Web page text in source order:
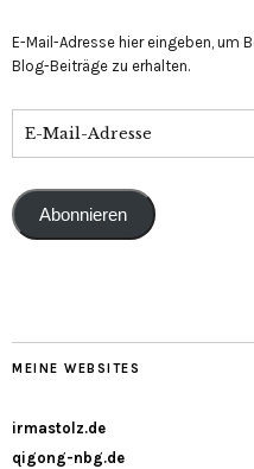
E-Mail-Adresse hier eingeben, um
Blog-Beiträge zu erhalten.
Abonnieren
MEINE WEBSITES
irmastolz.de
qigong-nbg.de